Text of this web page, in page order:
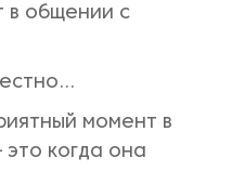
в общении с
момент в
когда она